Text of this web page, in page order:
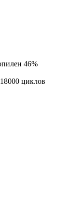
46%
18000 циклов